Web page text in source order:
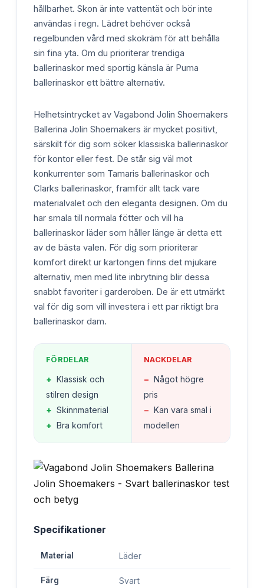
hållbarhet. Skon är inte vattentät och bör inte
användas i regn. Lädret behöver också
regelbunden vård med skokräm för att behålla
sin fina yta. Om du prioriterar trendiga
ballerinaskor med sportig känsla är Puma
ballerinaskor ett bättre alternativ.
Helhetsintrycket av Vagabond Jolin Shoemakers
Ballerina Jolin Shoemakers är mycket positivt,
särskilt för dig som söker klassiska ballerinaskor
för kontor eller fest. De står sig väl mot
konkurrenter som Tamaris ballerinaskor och
Clarks ballerinaskor, framför allt tack vare
materialvalet och den eleganta designen. Om du
har smala till normala fötter och vill ha
ballerinaskor läder som håller länge är detta ett
av de bästa valen. För dig som prioriterar
komfort direkt ur kartongen finns det mjukare
alternativ, men med lite inbrytning blir dessa
snabbt favoriter i garderoben. De är ett utmärkt
val för dig som vill investera i ett par riktigt bra
ballerinaskor dam.
FÖRDELAR
+ Klassisk och
stilren design
+ Skinnmaterial
+ Bra komfort
NACKDELAR
− Något högre
pris
− Kan vara smal i
modellen
Specifikationer
Material Läder
Färg Svart